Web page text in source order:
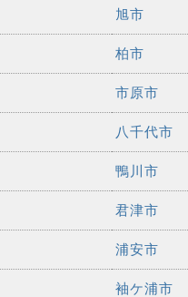
旭市
柏市
市原市
八千代市
鴨川市
君津市
浦安市
袖ケ浦市